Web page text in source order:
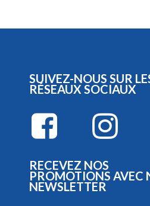
SUIVEZ-NOUS SUR
RÉSEAUX SOCIAUX
RECEVEZ NOS
PROMOTIONS AVEC
NEWSLETTER